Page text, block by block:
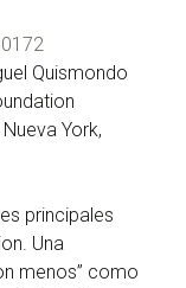
Quismondo
York,
principales
Una
menos” como